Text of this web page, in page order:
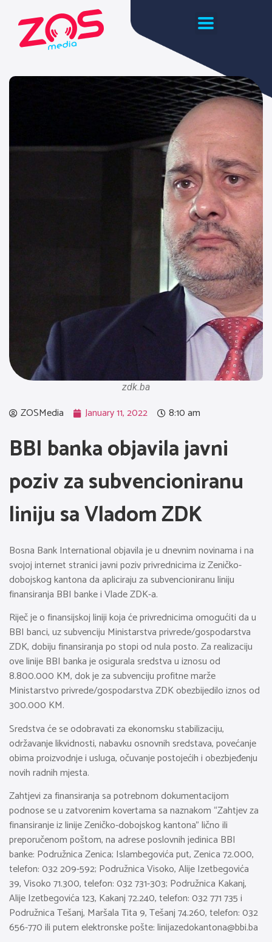
zdk.ba
ZOSMedia January 11, 2022 8:10 am
BBI banka objavila javni
poziv za subvencioniranu
liniju sa Vladom ZDK
Bosna Bank International objavila je u dnevnim novinama i na
svojoj internet stranici javni poziv privrednicima iz Zeničko-
dobojskog kantona da apliciraju za subvencioniranu liniju
finansiranja BBI banke i Vlade ZDK-a.
Riječ je o finansijskoj liniji koja će privrednicima omogućiti da u
BBI banci, uz subvenciju Ministarstva privrede/gospodarstva
ZDK, dobiju finansiranja po stopi od nula posto. Za realizaciju
ove linije BBI banka je osigurala sredstva u iznosu od
8.800.000 KM, dok je za subvenciju profitne marže
Ministarstvo privrede/gospodarstva ZDK obezbijedilo iznos od
300.000 KM.
Sredstva će se odobravati za ekonomsku stabilizaciju,
održavanje likvidnosti, nabavku osnovnih sredstava, povećanje
obima proizvodnje i usluga, očuvanje postojećih i obezbjeđenju
novih radnih mjesta.
Zahtjevi za finansiranja sa potrebnom dokumentacijom
podnose se u zatvorenim kovertama sa naznakom “Zahtjev za
finansiranje iz linije Zeničko-dobojskog kantona” lično ili
preporučenom poštom, na adrese poslovnih jedinica BBI
banke: Podružnica Zenica; Islambegovića put, Zenica 72.000,
telefon: 032 209-592; Podružnica Visoko, Alije Izetbegovića
39, Visoko 71.300, telefon: 032 731-303; Podružnica Kakanj,
Alije Izetbegovića 123, Kakanj 72.240, telefon: 032 771 735 i
Podružnica Tešanj, Maršala Tita 9, Tešanj 74.260, telefon: 032
656-770 ili putem elektronske pošte:linijazedokantona@bbi.ba